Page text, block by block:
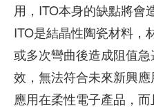
用，ITO本身的缺點將會
ITO是結晶性陶瓷材料，
或多次彎曲後造成阻值
效，無法符合未來新興
應用在柔性電子產品，